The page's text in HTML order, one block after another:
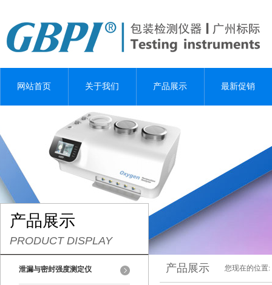
网站首页 关于我们 产品展示 最新促销
产品展示
PRODUCT DISPLAY
泄漏与密封强度测定仪 产品展示 您现在的位置: